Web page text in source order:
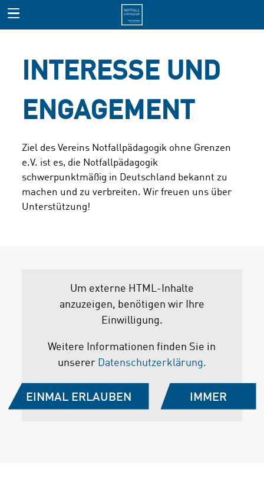
INTERESSE UND
ENGAGEMENT
Ziel des Vereins Notfallpädagogik ohne Grenzen
e.V. ist es, die Notfallpädagogik
schwerpunktmäßig in Deutschland bekannt zu
machen und zu verbreiten. Wir freuen uns über
Unterstützung!
Um externe HTML-Inhalte
anzuzeigen, benötigen wir Ihre
Einwilligung.
Weitere Informationen finden Sie in
unserer
Datenschutzerklärung.
EINMAL ERLAUBEN
IMMER